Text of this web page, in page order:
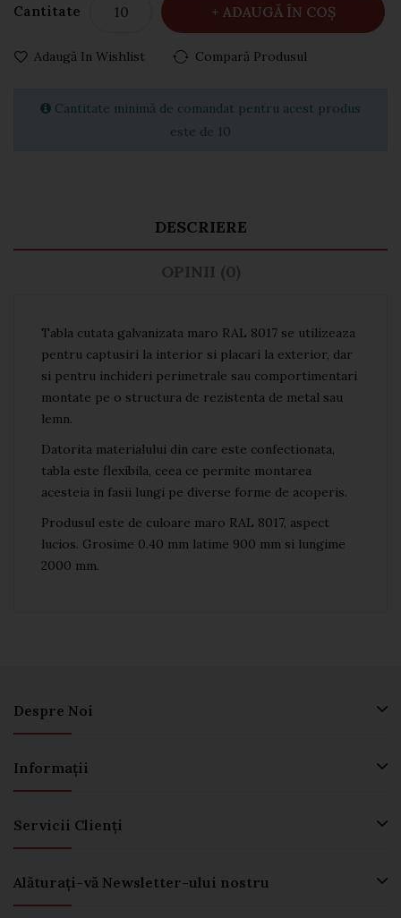
Cantitate ADAUGĂ ÎN COŞ
Adaugă In Wishlist Compară Produsul
Cantitate minimă de comandat pentru acest produs
este de 10
DESCRIERE
OPINII (0)
Tabla cutata galvanizata maro RAL 8017 se utilizeaza
pentru captusiri la interior si placari la exterior, dar
si pentru inchideri perimetrale sau comportimentari
montate pe o structura de rezistenta de metal sau
lemn.
Datorita materialului din care este confectionata,
tabla este flexibila, ceea ce permite montarea
acesteia in fasii lungi pe diverse forme de acoperis.
Produsul este de culoare maro RAL 8017, aspect
lucios. Grosime 0.40 mm latime 900 mm si lungime
2000 mm.
Despre Noi
Informaţii
Servicii Clienţi
Alăturați-vă Newsletter-ului nostru